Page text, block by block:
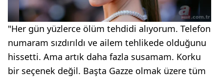
"Her gün yüzlerce ölüm tehdidi alıyorum. Telefon
numaram sızdırıldı ve ailem tehlikede olduğunu
hissetti. Ama artık daha fazla susamam. Korku
bir seçenek değil. Başta Gazze olmak üzere tüm